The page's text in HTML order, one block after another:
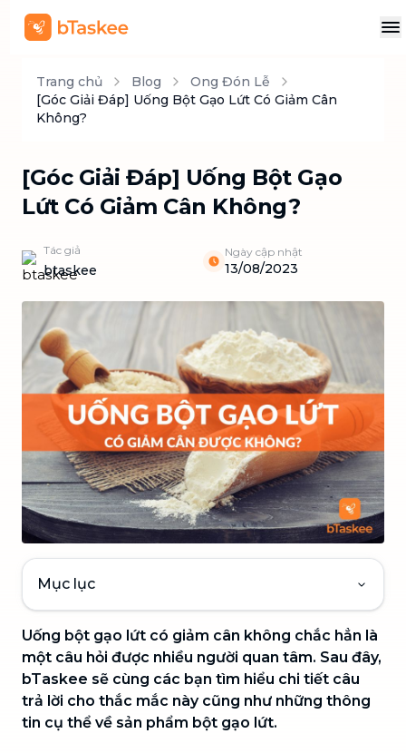
Trang chủ Blog
Ong Đón Lễ
[Góc Giải Đáp] Uống Bột Gạo Lứt Có Giảm Cân
Không?
[Góc Giải Đáp] Uống Bột Gạo
Lứt Có Giảm Cân Không?
Tác giả
btaskee
Ngày cập nhật
13/08/2023
Mục lục
Uống bột gạo lứt có giảm cân không chắc hẳn là
một câu hỏi được nhiều người quan tâm. Sau đây,
bTaskee sẽ cùng các bạn tìm hiểu chi tiết câu
trả lời cho thắc mắc này cũng như những thông
tin cụ thể về sản phẩm bột gạo lứt.